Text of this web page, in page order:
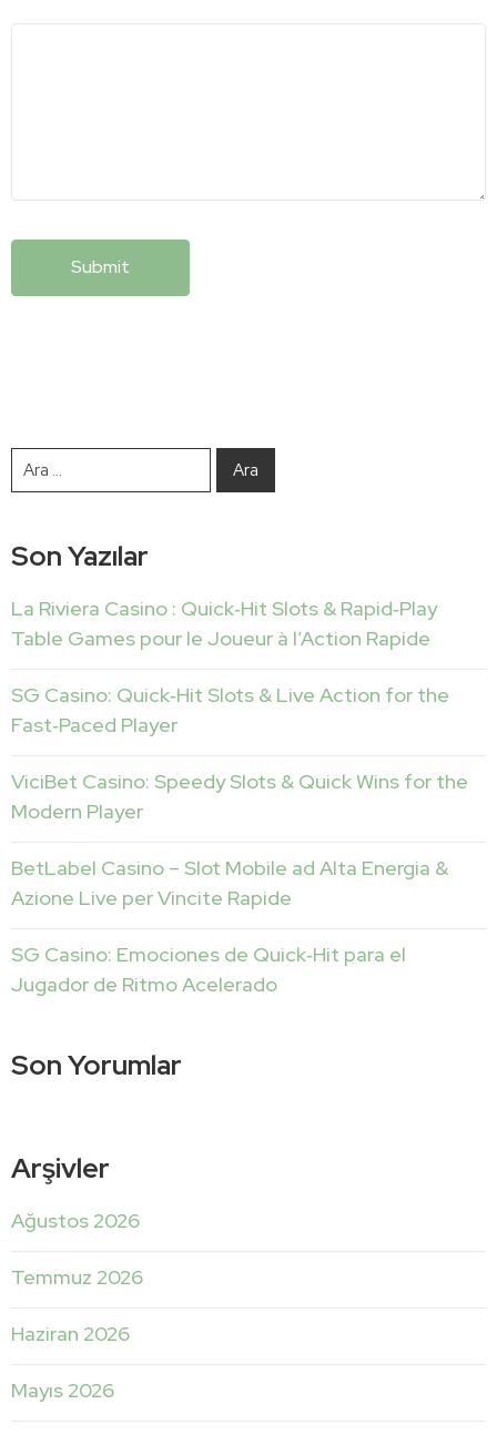
Son Yazılar
La Riviera Casino : Quick‑Hit Slots & Rapid‑Play
Table Games pour le Joueur à l’Action Rapide
SG Casino: Quick‑Hit Slots & Live Action for the
Fast‑Paced Player
ViciBet Casino: Speedy Slots & Quick Wins for the
Modern Player
BetLabel Casino – Slot Mobile ad Alta Energia &
Azione Live per Vincite Rapide
SG Casino: Emociones de Quick‑Hit para el
Jugador de Ritmo Acelerado
Son Yorumlar
Arşivler
Ağustos 2026
Temmuz 2026
Haziran 2026
Mayıs 2026